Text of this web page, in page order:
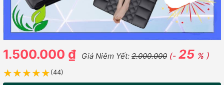
1.500.000 ₫ Giá Niêm Yết: 2.000.000 (- 25 % )
★★★★★
★★★★★(44)